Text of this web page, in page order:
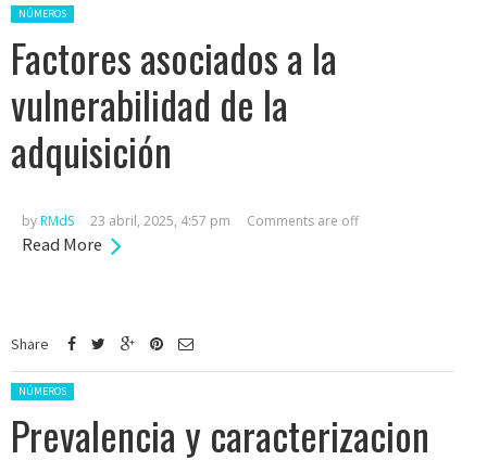
Posted in:
NÚMEROS
Factores asociados a la
vulnerabilidad de la
adquisición
by RMdS 23 abril, 2025, 4:57 pm Comments are off
Read More
Share
Posted in:
NÚMEROS
Prevalencia y caracterizacion